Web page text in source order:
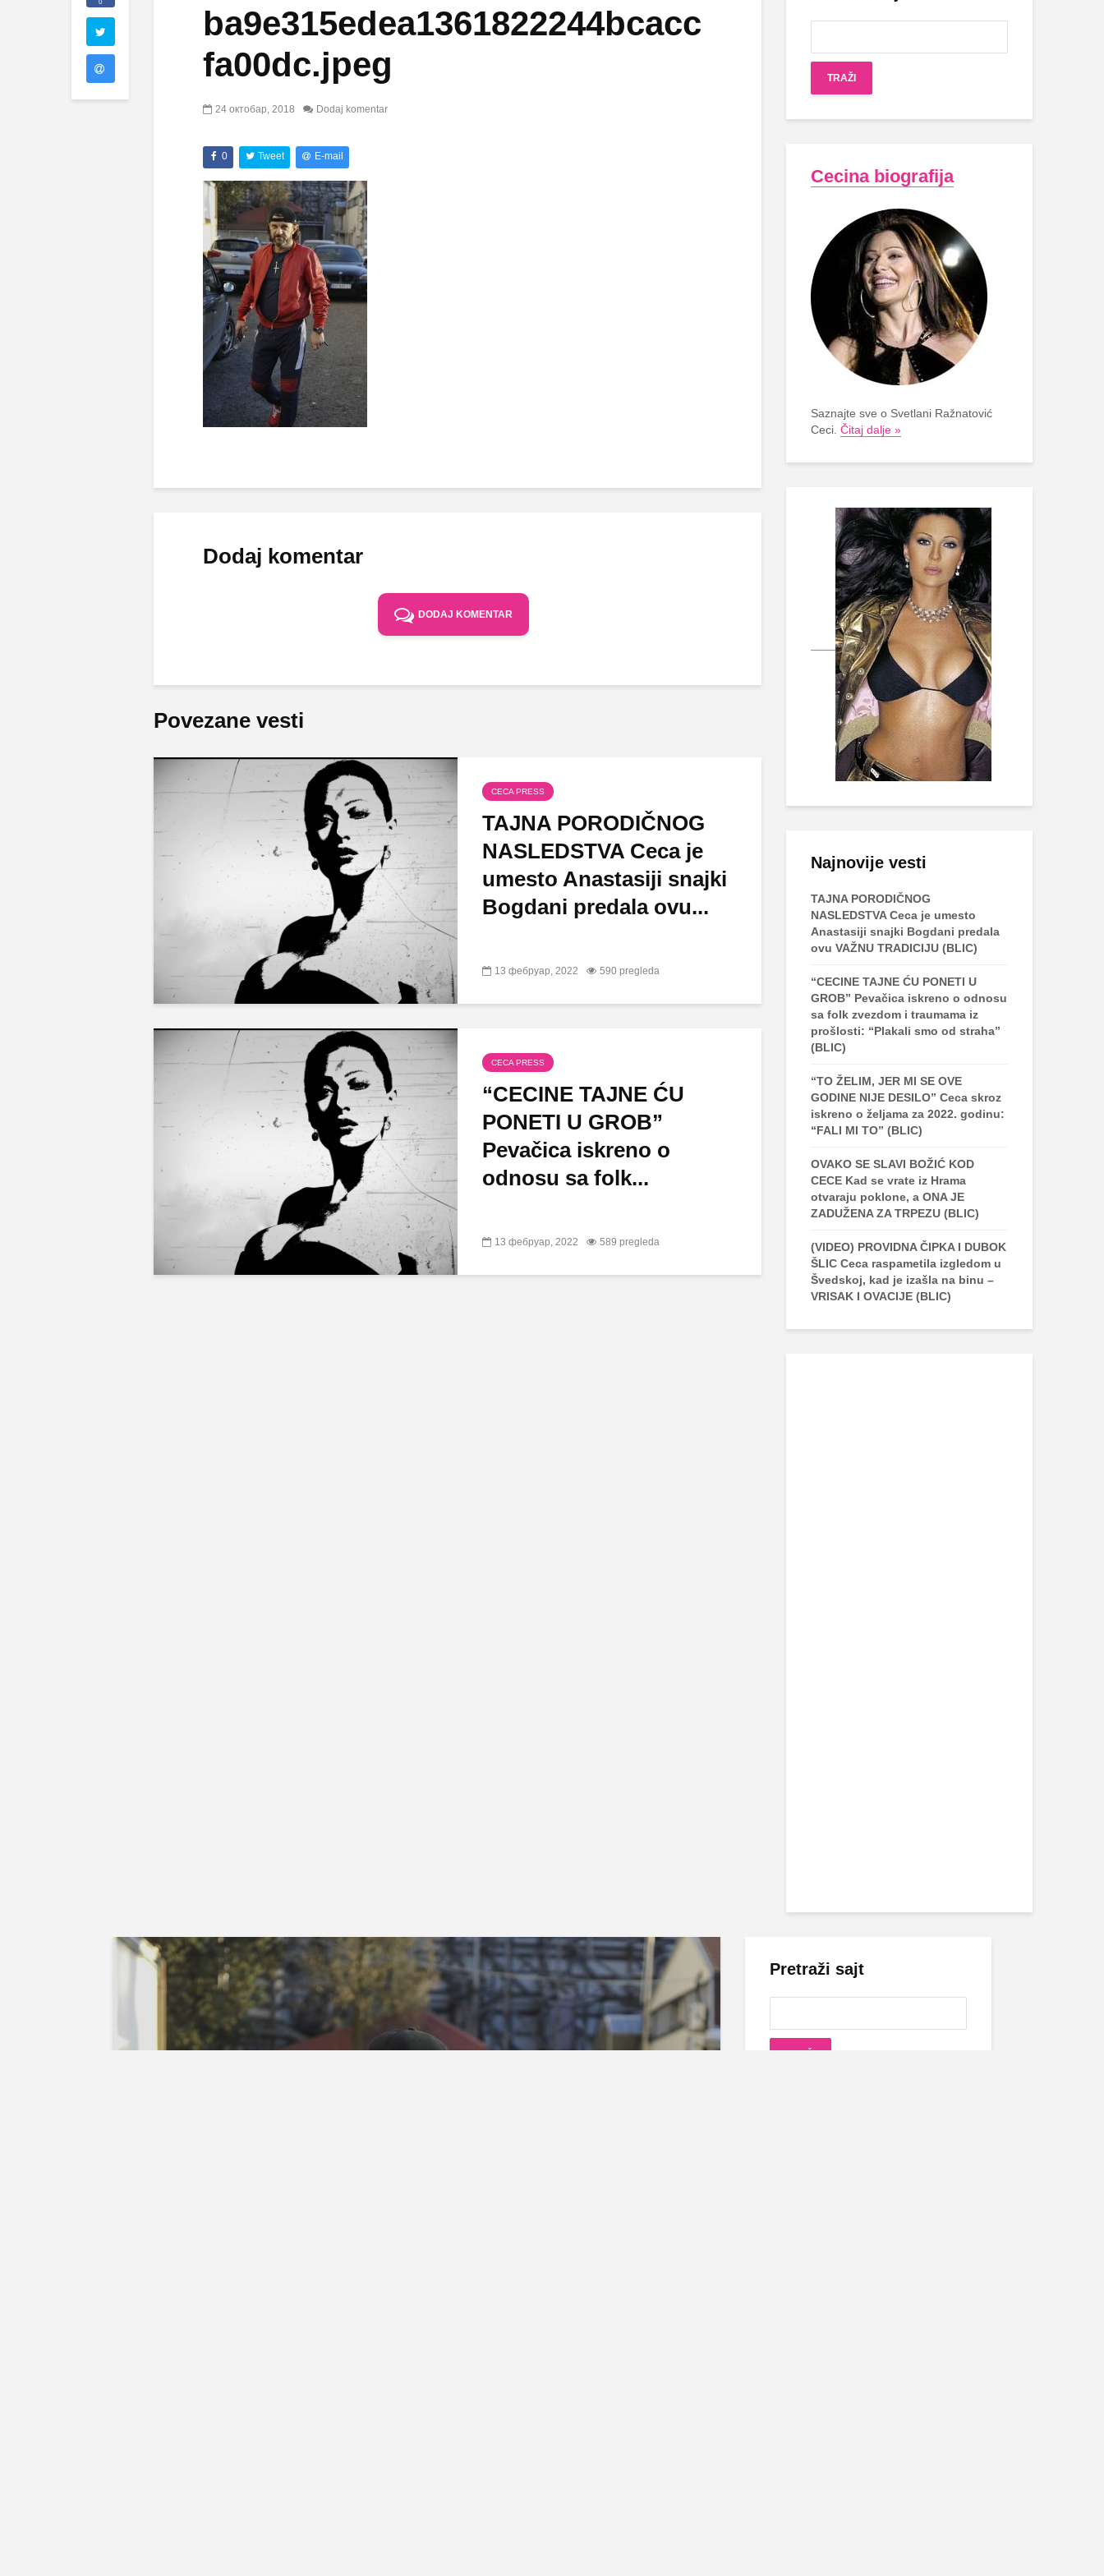
ba9e315edea1361822244bcacc
fa00dc.jpeg
24 октобар, 2018 Dodaj komentar
0 Tweet E-mail
Dodaj komentar
DODAJ KOMENTAR
Povezane vesti
CECA PRESS
TAJNA PORODIČNOG
NASLEDSTVA Ceca je
umesto Anastasiji snajki
Bogdani predala ovu...
13 фебруар, 2022 590 pregleda
CECA PRESS
“CECINE TAJNE ĆU
PONETI U GROB”
Pevačica iskreno o
odnosu sa folk...
13 фебруар, 2022 589 pregleda
Cecina biografija
Saznajte sve o Svetlani Ražnatović
Ceci. Čitaj dalje »
Najnovije vesti
TAJNA PORODIČNOG
NASLEDSTVA Ceca je umesto
Anastasiji snajki Bogdani predala
ovu VAŽNU TRADICIJU (BLIC)
“CECINE TAJNE ĆU PONETI U
GROB” Pevačica iskreno o odnosu
sa folk zvezdom i traumama iz
prošlosti: “Plakali smo od straha”
(BLIC)
“TO ŽELIM, JER MI SE OVE
GODINE NIJE DESILO” Ceca skroz
iskreno o željama za 2022. godinu:
“FALI MI TO” (BLIC)
OVAKO SE SLAVI BOŽIĆ KOD
CECE Kad se vrate iz Hrama
otvaraju poklone, a ONA JE
ZADUŽENA ZA TRPEZU (BLIC)
(VIDEO) PROVIDNA ČIPKA I DUBOK
ŠLIC Ceca raspametila izgledom u
Švedskoj, kad je izašla na binu –
VRISAK I OVACIJE (BLIC)
Pretraži sajt